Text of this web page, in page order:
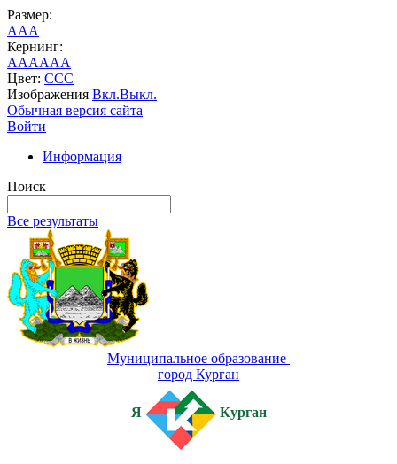
Размер:
AAA
Кернинг:
AAAAAA
Цвет: CCC
Изображения Вкл.Выкл.
Обычная версия сайта
Войти
Информация
Поиск
Все результаты
Муниципальное образование
город Курган
Я Курган